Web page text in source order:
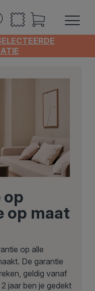
op
op maat
op alle
De garantie
geldig vanaf
jaar ben je gedekt